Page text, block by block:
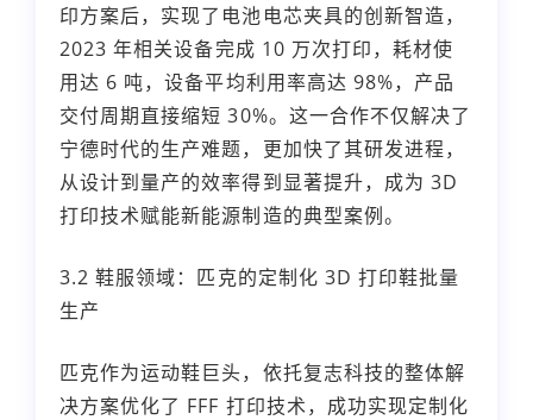
印方案后，实现了电池电芯夹具的创新智造，
2023 年相关设备完成 10 万次打印，耗材使
用达 6 吨，设备平均利用率高达 98%，产品
交付周期直接缩短 30%。这一合作不仅解决了
宁德时代的生产难题，更加快了其研发进程，
从设计到量产的效率得到显著提升，成为 3D
打印技术赋能新能源制造的典型案例。
3.2 鞋服领域：匹克的定制化 3D 打印鞋批量
生产
匹克作为运动鞋巨头，依托复志科技的整体解
决方案优化了 FFF 打印技术，成功实现定制化